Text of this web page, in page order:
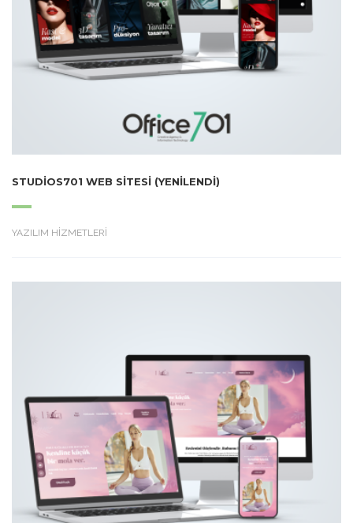
STUDIOS701 WEB SITESI (YENILENDI)
YAZILIM HİZMETLERİ